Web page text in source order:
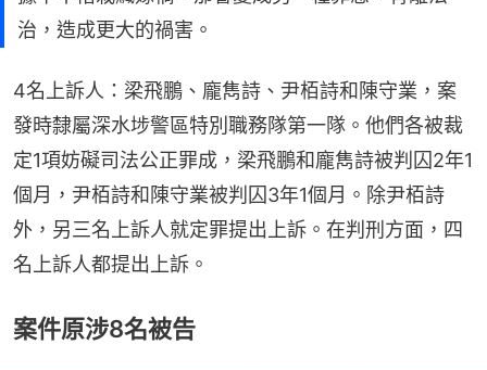
治，造成更大的禍害。
4名上訴人：梁飛鵬、龐雋詩、尹栢詩和陳守業，案
發時隸屬深水埗警區特別職務隊第一隊。他們各被裁
定1項妨礙司法公正罪成，梁飛鵬和龐雋詩被判囚2年1
個月，尹栢詩和陳守業被判囚3年1個月。除尹栢詩
外，另三名上訴人就定罪提出上訴。在判刑方面，四
名上訴人都提出上訴。
案件原涉8名被告